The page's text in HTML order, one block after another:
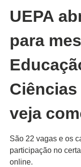
UEPA
para
Ciências
veja
São 22 vagas e os
participação no
online.